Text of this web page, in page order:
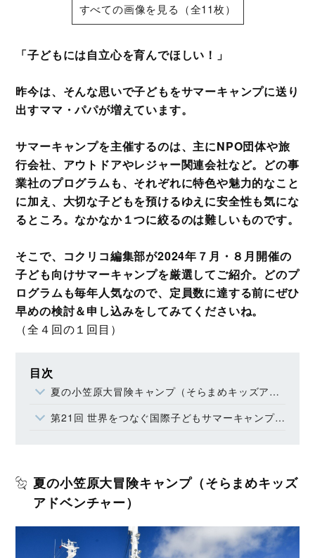
すべての画像を見る（全11枚）
「子どもには自立心を育んでほしい！」
昨今は、そんな思いで子どもをサマーキャンプに送り
出すママ・パパが増えています。
サマーキャンプを主催するのは、主にNPO団体や旅
行会社、アウトドアやレジャー関連会社など。どの事
業社のプログラムも、それぞれに特色や魅力的なこと
に加え、大切な子どもを預けるゆえに安全性も気にな
るところ。なかなか１つに絞るのは難しいものです。
そこで、コクリコ編集部が2024年７月・８月開催の
子ども向けサマーキャンプを厳選してご紹介。どのプ
ログラムも毎年人気なので、定員数に達する前にぜひ
早めの検討＆申し込みをしてみてくださいね。
（全４回の１回目）
目次
夏の小笠原大冒険キャンプ（そらまめキッズアドベンチャー）
第21回 世界をつなぐ国際子どもサマーキャンプ（BSCウォータースポーツセンター）
夏の小笠原大冒険キャンプ（そらまめキッズ
アドベンチャー）